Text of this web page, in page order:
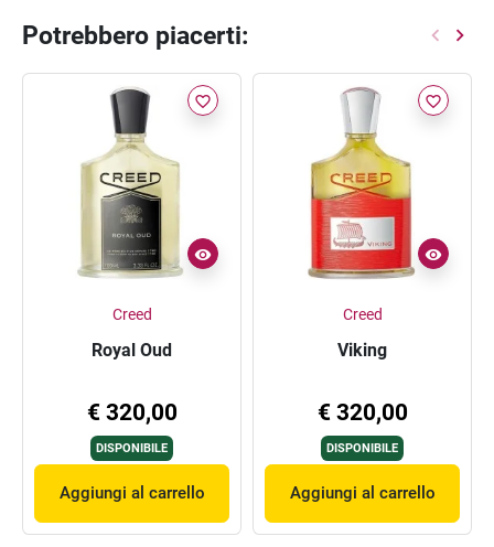
Potrebbero piacerti:
favorite_border
Creed
Royal Oud
€ 320,00
DISPONIBILE
Aggiungi al carrello
favorite_border
Creed
Viking
€ 320,00
DISPONIBILE
Aggiungi al carrello